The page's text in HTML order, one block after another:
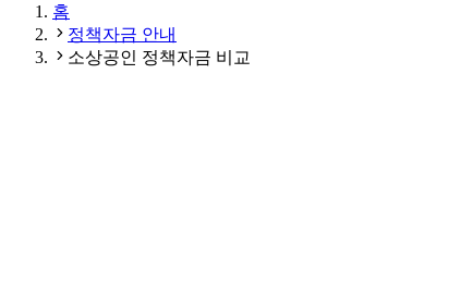
홈
정책자금 안내
소상공인 정책자금 비교